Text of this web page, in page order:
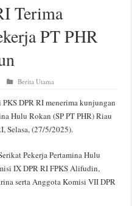
Terima
PT PHR
Berita Utama
DPR RI menerima kunjungan
Hulu Rokan (SP PT PHR) Riau
Selasa, (27/5/2025).
Pekerja Pertamina Hulu
IX DPR RI FPKS Alifudin,
serta Anggota Komisi VII DPR